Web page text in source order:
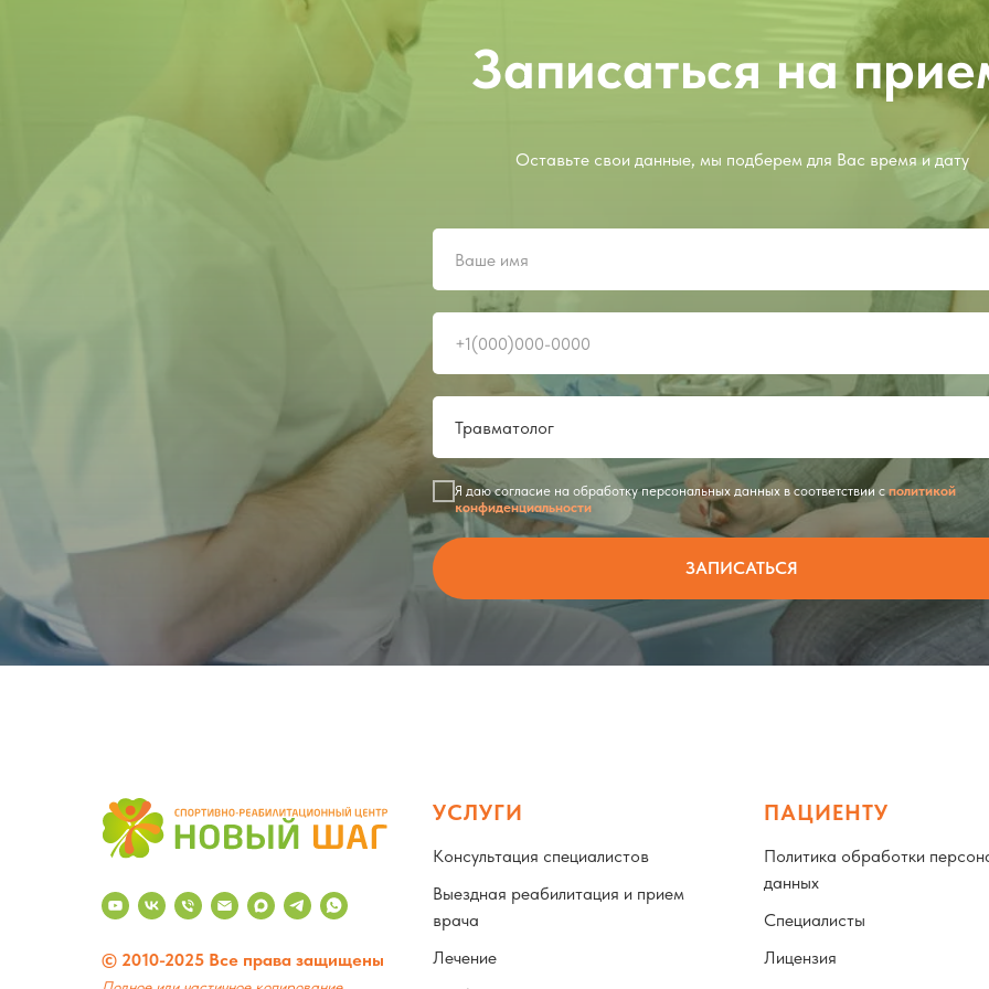
Записаться на
Оставьте свои данные, мы подберем для Вас время и дату
Я даю согласие на обработку персональных данных в соответствии сполитикой
конфиденциальности
ЗАПИСАТЬСЯ
© 2010-2025 Все права защищены
УСЛУГИ
Консультация специалистов
Выездная реабилитация и прием
врача
Лечение
ПАЦИЕНТУ
Политика обработки
данных
Специалисты
Лицензия